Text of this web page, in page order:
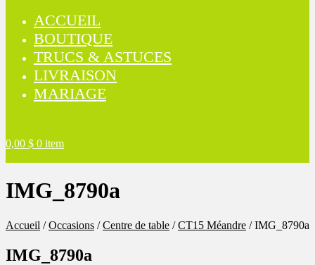
ACCUEIL
BOUTIQUE
TRUCS & ASTUCES
LIVRAISON
MARIAGE
0,00 $ 0 item
IMG_8790a
Accueil /Occasions /Centre de table /CT15 Méandre /IMG_8790a
IMG_8790a